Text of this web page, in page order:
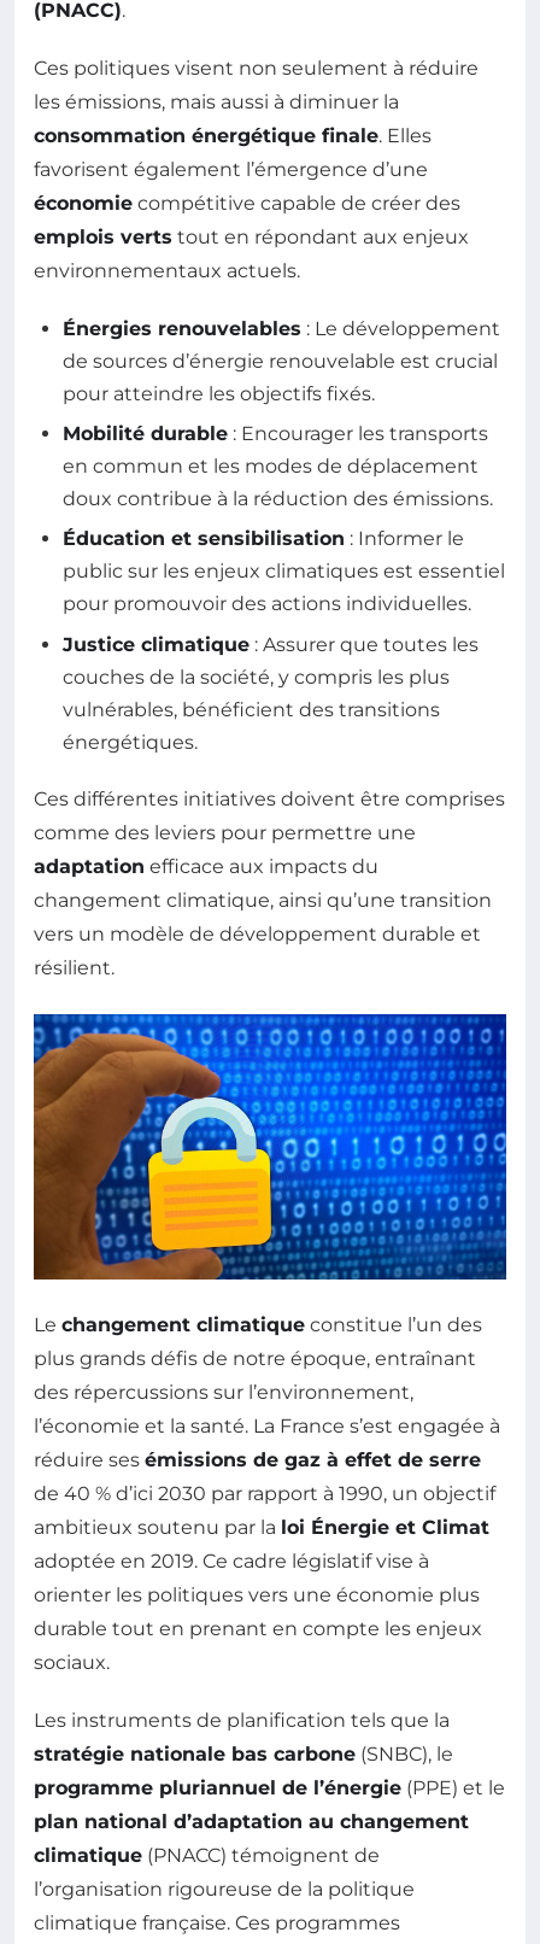
(PNACC).
Ces politiques visent non seulement à réduire
les émissions, mais aussi à diminuer la
consommation énergétique finale. Elles
favorisent également l’émergence d’une
économie compétitive capable de créer des
emplois verts tout en répondant aux enjeux
environnementaux actuels.
Énergies renouvelables : Le développement
de sources d’énergie renouvelable est crucial
pour atteindre les objectifs fixés.
Mobilité durable : Encourager les transports
en commun et les modes de déplacement
doux contribue à la réduction des émissions.
Éducation et sensibilisation : Informer le
public sur les enjeux climatiques est essentiel
pour promouvoir des actions individuelles.
Justice climatique : Assurer que toutes les
couches de la société, y compris les plus
vulnérables, bénéficient des transitions
énergétiques.
Ces différentes initiatives doivent être comprises
comme des leviers pour permettre une
adaptation efficace aux impacts du
changement climatique, ainsi qu’une transition
vers un modèle de développement durable et
résilient.
Le changement climatique constitue l’un des
plus grands défis de notre époque, entraînant
des répercussions sur l’environnement,
l’économie et la santé. La France s’est engagée à
réduire ses émissions de gaz à effet de serre
de 40 % d’ici 2030 par rapport à 1990, un objectif
ambitieux soutenu par la loi Énergie et Climat
adoptée en 2019. Ce cadre législatif vise à
orienter les politiques vers une économie plus
durable tout en prenant en compte les enjeux
sociaux.
Les instruments de planification tels que la
stratégie nationale bas carbone (SNBC), le
programme pluriannuel de l’énergie (PPE) et le
plan national d’adaptation au changement
climatique (PNACC) témoignent de
l’organisation rigoureuse de la politique
climatique française. Ces programmes